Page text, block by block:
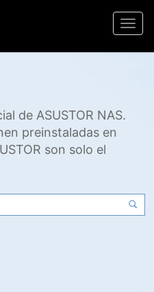
de ASUSTOR NAS.
preinstaladas en
son solo el